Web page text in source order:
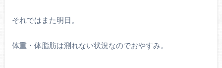
それではまた明日。
体重・体脂肪は測れない状況なのでおやすみ。